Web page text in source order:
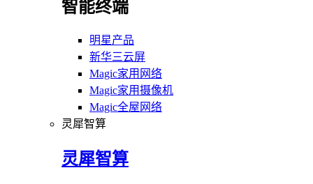
智能终端
明星产品
新华三云屏
Magic家用网络
Magic家用摄像机
Magic全屋网络
灵犀智算
灵犀智算